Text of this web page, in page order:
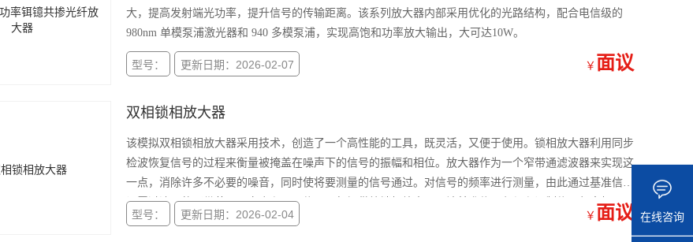
大，提高发射端光功率，提升信号的传输距离。该系列放大器内部采用优化的光路结构，配合电信级的
980nm 单模泵浦激光器和 940 多模泵浦，实现高饱和功率放大输出，大可达10W。
型号： 更新日期：2026-02-07 ￥ 面议
双相锁相放大器
该模拟双相锁相放大器采用技术，创造了一个高性能的工具，既灵活，又便于使用。锁相放大器利用同步
检波恢复信号的过程来衡量被掩盖在噪声下的信号的振幅和相位。放大器作为一个窄带通滤波器来实现这
一点，消除许多不必要的噪音，同时使将要测量的信号通过。对信号的频率进行测量，由此通过基准信号
设置过滤器的通带范围，它会和不明信号一起提供给锁相放大器。该基准信号必须和调制信号频率相同。
前面板有三个调节部分：输入，
型号： 更新日期：2026-02-04 ￥ 面议 在线咨询